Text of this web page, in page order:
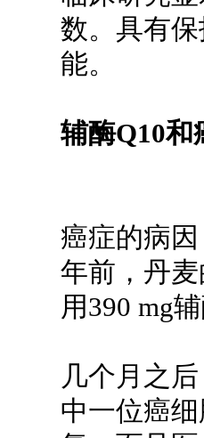
数。具有
能。
辅酶Q10和
癌症的病
年前，丹
用390 mg
几个月之
中一位癌